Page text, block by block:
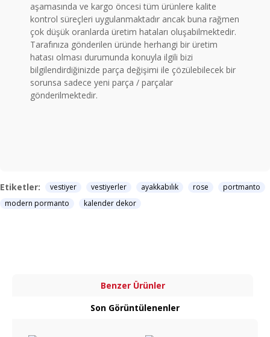
aşamasında ve kargo öncesi tüm ürünlere kalite
kontrol süreçleri uygulanmaktadır ancak buna rağmen
çok düşük oranlarda üretim hataları oluşabilmektedir.
Tarafınıza gönderilen üründe herhangi bir üretim
hatası olması durumunda konuyla ilgili bizi
bilgilendirdiğinizde parça değişimi ile çözülebilecek bir
sorunsa sadece yeni parça / parçalar
gönderilmektedir.
Etiketler: vestiyer vestiyerler ayakkabılık rose
portmanto
modern pormanto
kalender dekor
Benzer Ürünler
Son Görüntülenenler